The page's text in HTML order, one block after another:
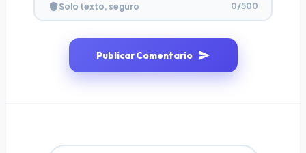
Solo texto, seguro 0/500
Publicar Comentario